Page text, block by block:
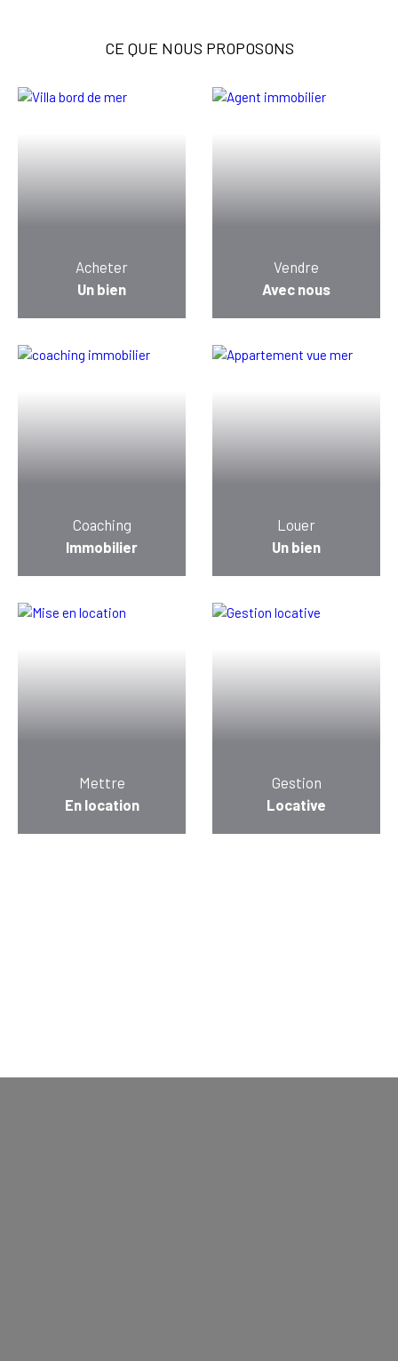
CE QUE NOUS PROPOSONS
Acheter
Un bien
Vendre
Avec nous
Coaching
Immobilier
Louer
Un bien
Mettre
En location
Gestion
Locative